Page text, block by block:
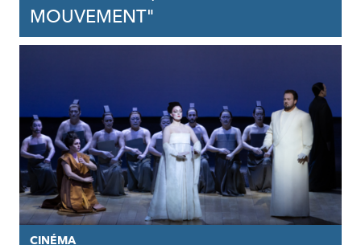
MOUVEMENT"
CINÉMA